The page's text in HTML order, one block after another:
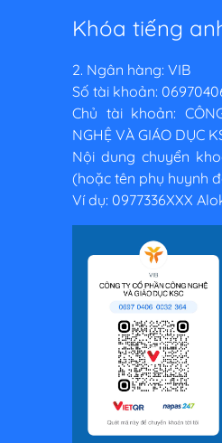
Khóa tiếng
2. Ngân hàng: VIB
Số tài khoản:
Chủ tài khoản:
NGHỆ VÀ GIÁO DỤC
Nội dung chuyển
(hoặc tên phụ huynh
Ví dụ: 0977336XXX